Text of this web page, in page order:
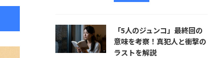
「5人のジュンコ」最終回の
意味を考察！真犯人と衝撃の
ラストを解説